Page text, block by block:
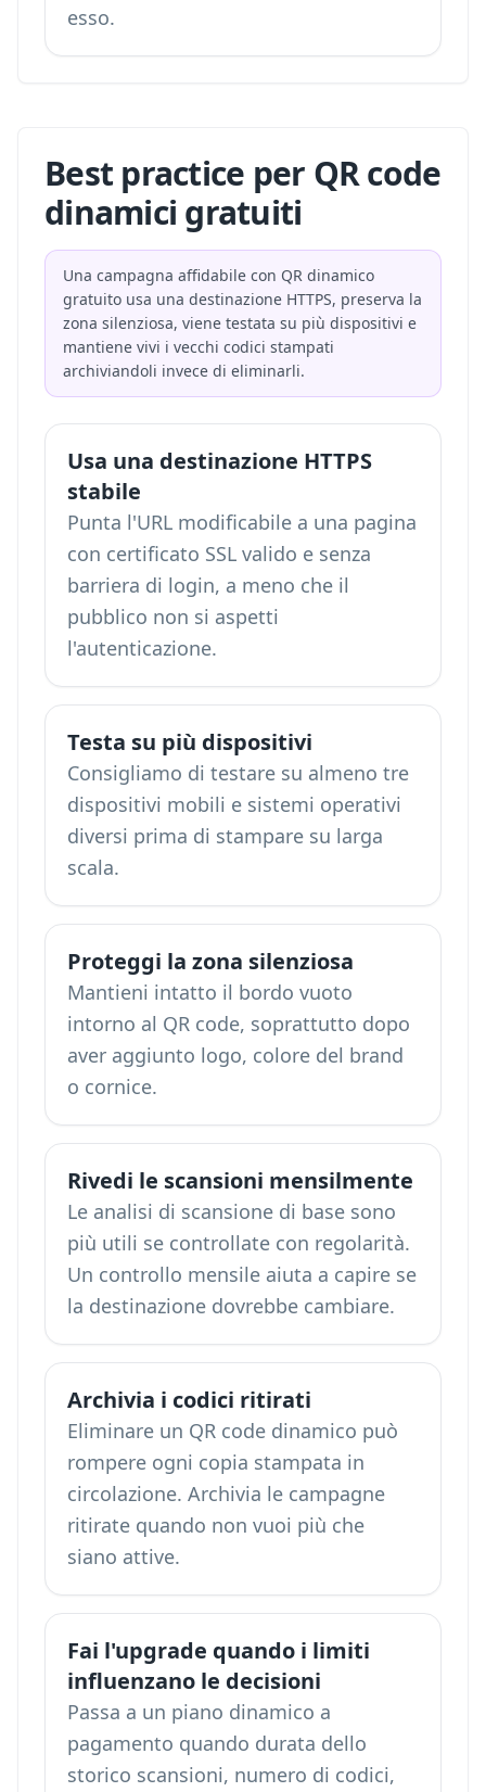
esso.
Best practice per QR code
dinamici gratuiti
Una campagna affidabile con QR dinamico
gratuito usa una destinazione HTTPS, preserva la
zona silenziosa, viene testata su più dispositivi e
mantiene vivi i vecchi codici stampati
archiviandoli invece di eliminarli.
Usa una destinazione HTTPS
stabile
Punta l'URL modificabile a una pagina
con certificato SSL valido e senza
barriera di login, a meno che il
pubblico non si aspetti
l'autenticazione.
Testa su più dispositivi
Consigliamo di testare su almeno tre
dispositivi mobili e sistemi operativi
diversi prima di stampare su larga
scala.
Proteggi la zona silenziosa
Mantieni intatto il bordo vuoto
intorno al QR code, soprattutto dopo
aver aggiunto logo, colore del brand
o cornice.
Rivedi le scansioni mensilmente
Le analisi di scansione di base sono
più utili se controllate con regolarità.
Un controllo mensile aiuta a capire se
la destinazione dovrebbe cambiare.
Archivia i codici ritirati
Eliminare un QR code dinamico può
rompere ogni copia stampata in
circolazione. Archivia le campagne
ritirate quando non vuoi più che
siano attive.
Fai l'upgrade quando i limiti
influenzano le decisioni
Passa a un piano dinamico a
pagamento quando durata dello
storico scansioni, numero di codici,